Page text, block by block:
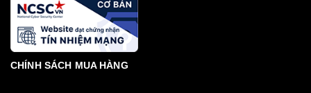
CHÍNH SÁCH MUA HÀNG